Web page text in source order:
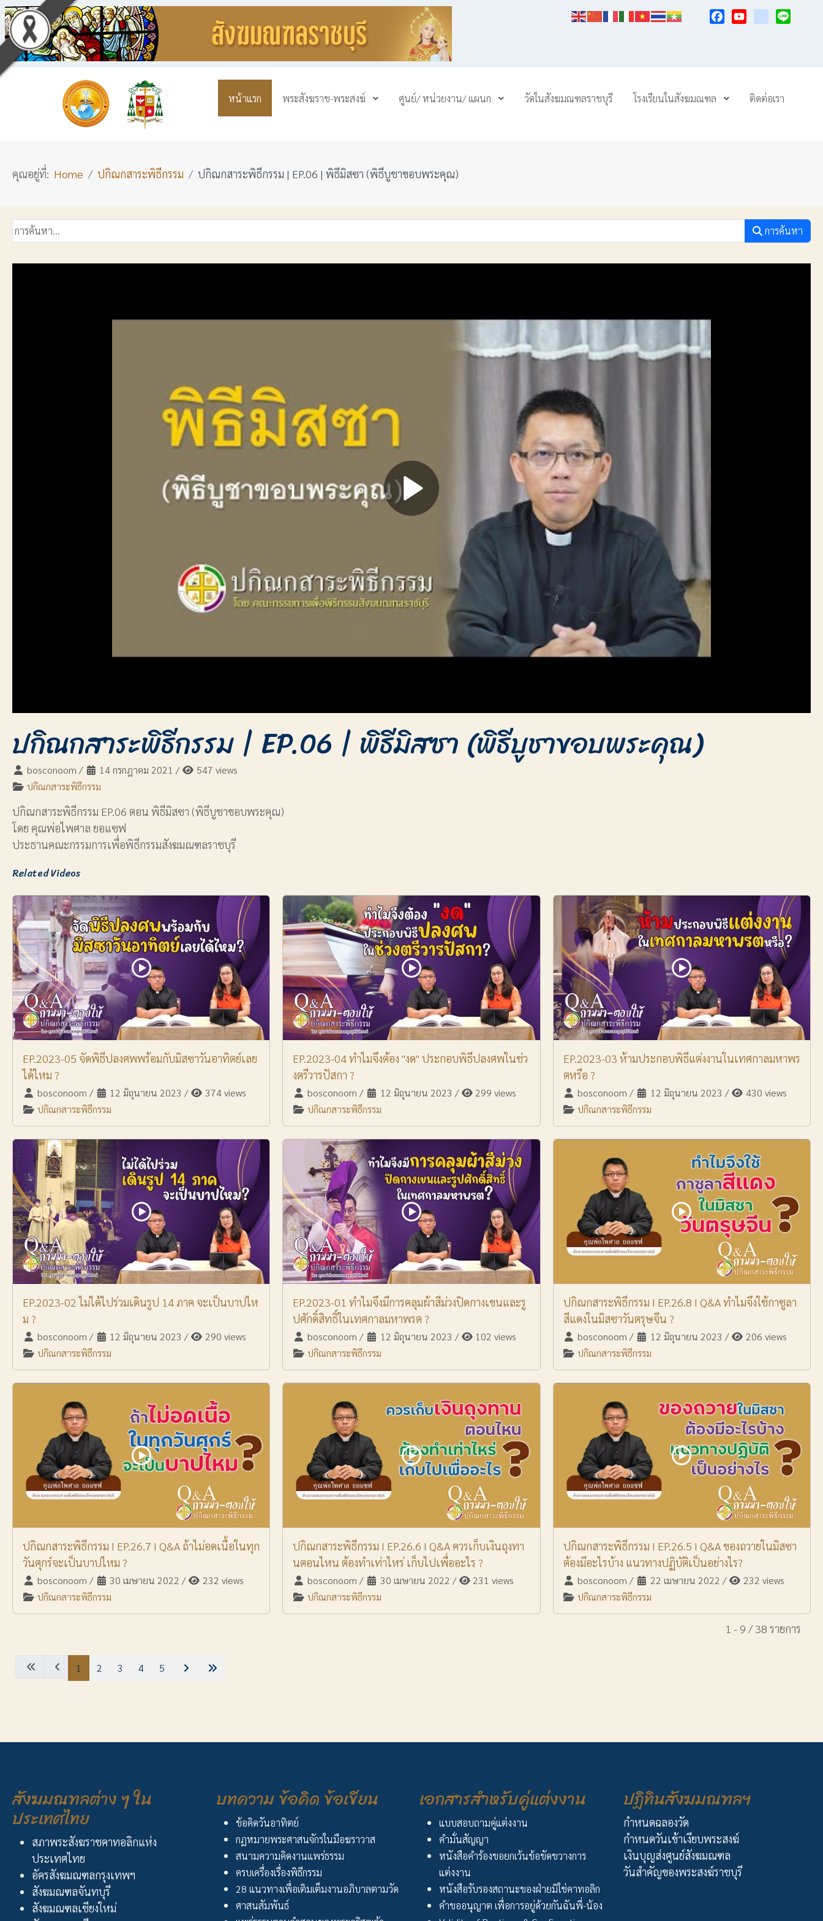
หน้าแรก พระสังฆราช-พระสงฆ์ ศูนย์/ หน่วยงาน/ แผนก วัดในสังฆมณฑลราชบุรี โรงเรียนในสังฆมณฑล ติดต่อเรา
คุณอยู่ที่: Home ปกิณกสาระพิธีกรรม ปกิณกสาระพิธีกรรม | EP.06 | พิธีมิสซา (พิธีบูชาขอบพระคุณ)
การค้นหา
ปกิณกสาระพิธีกรรม | EP.06 | พิธีมิสซา (พิธีบูชาขอบพระคุณ)
bosconoom / 14 กรกฎาคม 2021 /
547 views
ปกิณกสาระพิธีกรรม
ปกิณกสาระพิธีกรรม EP.06 ตอน พิธีมิสซา (พิธีบูชาขอบพระคุณ)
โดย คุณพ่อไพศาล ยอแซฟ
ประธานคณะกรรมการเพื่อพิธีกรรมสังฆมณฑลราชบุรี
Related Videos
EP.2023-05 จัดพิธีปลงศพพร้อมกับมิสซาวันอาทิตย์เลย
ได้ไหม ?
bosconoom / 12 มิถุนายน 2023 /
374 views
ปกิณกสาระพิธีกรรม
EP.2023-04 ทำไมจึงต้อง "งด" ประกอบพิธีปลงศพในช่ว
งตรีวารปัสกา ?
bosconoom / 12 มิถุนายน 2023 /
299 views
ปกิณกสาระพิธีกรรม
EP.2023-03 ห้ามประกอบพิธีแต่งงานในเทศกาลมหาพร
ตหรือ ?
bosconoom / 12 มิถุนายน 2023 /
430 views
ปกิณกสาระพิธีกรรม
EP.2023-02 ไม่ได้ไปร่วมเดินรูป 14 ภาค จะเป็นบาปไห
ม ?
bosconoom / 12 มิถุนายน 2023 /
290 views
ปกิณกสาระพิธีกรรม
EP.2023-01 ทำไมจึงมีการคลุมผ้าสีม่วงปิดกางเขนและรู
ปศักดิ์สิทธิ์ในเทศกาลมหาพรต ?
bosconoom / 12 มิถุนายน 2023 /
102 views
ปกิณกสาระพิธีกรรม
ปกิณกสาระพิธีกรรม I EP.26.8 I Q&A ทำไมจึงใช้กาซูลา
สีแดงในมิสซาวันตรุษจีน ?
bosconoom / 12 มิถุนายน 2023 /
206 views
ปกิณกสาระพิธีกรรม
ปกิณกสาระพิธีกรรม I EP.26.7 I Q&A ถ้าไม่อดเนื้อในทุก
วันศุกร์จะเป็นบาปไหม ?
bosconoom / 30 เมษายน 2022 /
232 views
ปกิณกสาระพิธีกรรม
ปกิณกสาระพิธีกรรม I EP.26.6 I Q&A ควรเก็บเงินถุงทา
นตอนไหน ต้องทำเท่าไหร่ เก็บไปเพื่ออะไร ?
bosconoom / 30 เมษายน 2022 /
231 views
ปกิณกสาระพิธีกรรม
ปกิณกสาระพิธีกรรม I EP.26.5 I Q&A ของถวายในมิสซา
ต้องมีอะไรบ้าง แนวทางปฏิบัติเป็นอย่างไร?
bosconoom / 22 เมษายน 2022 /
232 views
ปกิณกสาระพิธีกรรม
1 - 9 / 38 รายการ
1 2 3 4 5
สังฆมณฑลต่าง ๆ ใน
ประเทศไทย
สภาพระสังฆราชคาทอลิกแห่ง
ประเทศไทย
อัครสังฆมณฑลกรุงเทพฯ
สังฆมณฑลจันทบุรี
สังฆมณฑลเชียงใหม่
บทความ ข้อคิด ข้อเขียน
ข้อคิดวันอาทิตย์
กฏหมายพระศาสนจักรในมือฆราวาส
สนามความคิดงานแพร่ธรรม
ครบเครื่องเรื่องพิธีกรรม
28 แนวทางเพื่อเติมเต็มงานอภิบาลตามวัด
ศาสนสัมพันธ์
เอกสารสำหรับคู่แต่งงาน
แบบสอบถามคู่แต่งงาน
คำมั่นสัญญา
หนังสือคำร้องขอยกเว้นข้อขัดขวางการ
แต่งงาน
หนังสือรับรองสถานะของฝ่ายมิใช่คาทอลิก
คำขออนุญาต เพื่อการอยู่ด้วยกันฉันพี่-น้อง
ปฏิทินสังฆมณฑลฯ
กำหนดฉลองวัด
กำหนดวันเข้าเงียบพระสงฆ์
เงินบุญส่งศูนย์สังฆมณฑล
วันสำคัญของพระสงฆ์ราชบุรี